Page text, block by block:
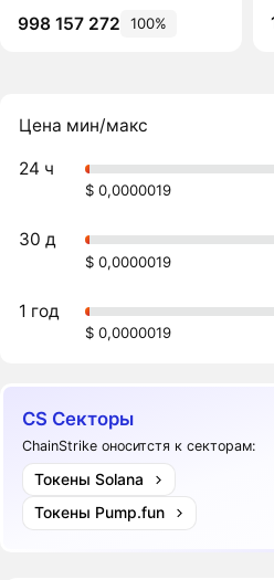
998 157 272
100%
Цена мин/макс
24 ч
$ 0,0000019
30 д
$ 0,0000019
1 год
$ 0,0000019
CS Секторы
ChainStrike оноситстя к секторам:
Токены Solana
Токены Pump.fun